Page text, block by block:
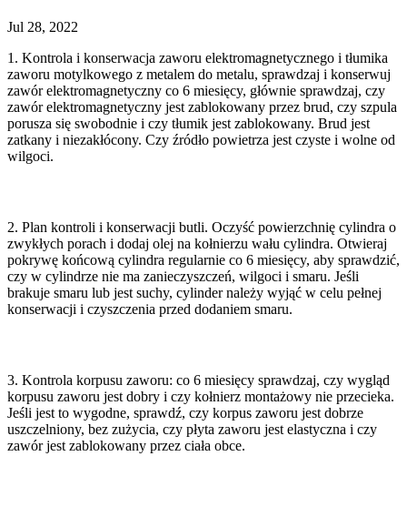
Jul 28, 2022
1. Kontrola i konserwacja zaworu elektromagnetycznego i tłumika
zaworu motylkowego z metalem do metalu, sprawdzaj i konserwuj
zawór elektromagnetyczny co 6 miesięcy, głównie sprawdzaj, czy
zawór elektromagnetyczny jest zablokowany przez brud, czy szpula
porusza się swobodnie i czy tłumik jest zablokowany. Brud jest
zatkany i niezakłócony. Czy źródło powietrza jest czyste i wolne od
wilgoci.
2. Plan kontroli i konserwacji butli. Oczyść powierzchnię cylindra o
zwykłych porach i dodaj olej na kołnierzu wału cylindra. Otwieraj
pokrywę końcową cylindra regularnie co 6 miesięcy, aby sprawdzić,
czy w cylindrze nie ma zanieczyszczeń, wilgoci i smaru. Jeśli
brakuje smaru lub jest suchy, cylinder należy wyjąć w celu pełnej
konserwacji i czyszczenia przed dodaniem smaru.
3. Kontrola korpusu zaworu: co 6 miesięcy sprawdzaj, czy wygląd
korpusu zaworu jest dobry i czy kołnierz montażowy nie przecieka.
Jeśli jest to wygodne, sprawdź, czy korpus zaworu jest dobrze
uszczelniony, bez zużycia, czy płyta zaworu jest elastyczna i czy
zawór jest zablokowany przez ciała obce.